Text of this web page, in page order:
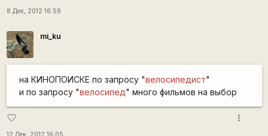
8 Дек, 2012 16:58
mi_ku
на КИНОПОИСКЕ по запросу "велосипедист"
и по запросу "велосипед" много фильмов на выбор
favorite_border more_vert